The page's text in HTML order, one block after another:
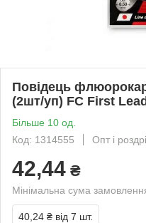
Повідець
(2шт/уп) FC First
Більше 10 од.
Код: 1314555
Опт і
42,44 ₴
Мінімальна сума
40,24 ₴ від 7 шт.